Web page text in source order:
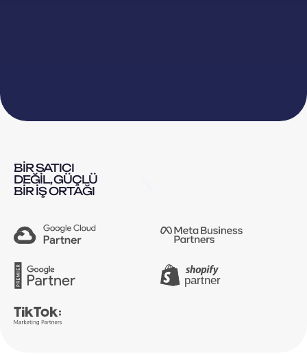
BIR SATICI
DEĞIL, GÜÇLÜ
BIR İŞ ORTAĞI